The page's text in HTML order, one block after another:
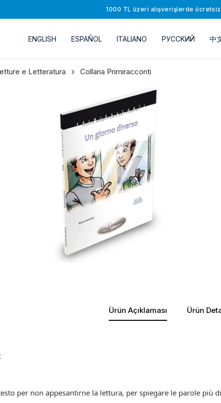
1000 TL üzeri alışverişlerde
ENGLISH ESPAÑOL ITALIANO РУССKИЙ 中
e Letteratura Collana Primiracconti
Ürün Açıklaması Ürün
per non appesantirne la lettura, per spiegare le parole